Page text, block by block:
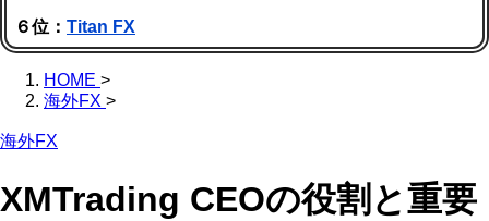
６位： Titan FX
HOME >
海外FX >
海外FX
XMTrading CEOの役割と重要